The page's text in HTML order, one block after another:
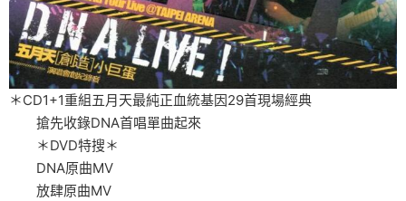
＊CD1+1重組五月天最純正血統基因29首現場經典
搶先收錄DNA首唱單曲起來
＊DVD特搜＊
DNA原曲MV
放肆原曲MV